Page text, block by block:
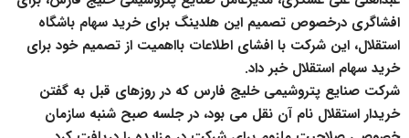
افشاگری درخصوص تصمیم این هلدینگ برای خرید سهام باشگاه
استقلال، این شرکت با افشای اطلاعات بااهمیت از تصمیم خود برای
خرید سهام استقلال خبر داد.
شرکت صنایع پتروشیمی خلیج فارس که در روزهای قبل به گفتن
خریدار استقلال نام آن نقل می بود، در جلسه صبح شنبه سازمان